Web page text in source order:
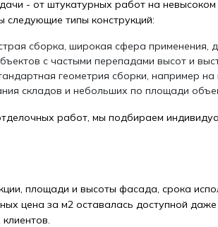
- от штукатурных работ на
следующие типы конструкций:
сборка, широкая сфера применения,
с частыми перепадами высот и
геометрия сборки, например
складов и небольших по площади
работ, мы подбираем
площади и высоты фасада, срока
цена за м2 оставалась доступной